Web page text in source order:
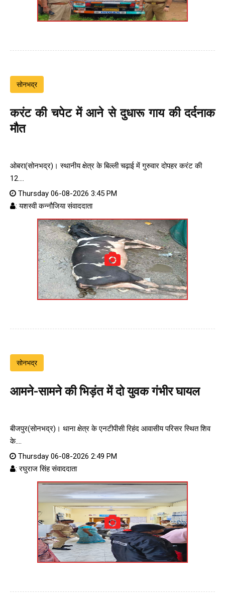
सोनभद्र
करंट की चपेट में आने से दुधारू गाय की दर्दनाक
मौत
ओबरा(सोनभद्र)। स्थानीय क्षेत्र के बिल्ली चढ़ाई में गुरुवार दोपहर करंट की
12....
Thursday 06-08-2026 3:45 PM
: यशस्वी कन्नौजिया संवाददाता
सोनभद्र
आमने-सामने की भिड़ंत में दो युवक गंभीर घायल
बीजपुर(सोनभद्र)। थाना क्षेत्र के एनटीपीसी रिहंद आवासीय परिसर स्थित शिव
के....
Thursday 06-08-2026 2:49 PM
: रघुराज सिंह संवाददाता